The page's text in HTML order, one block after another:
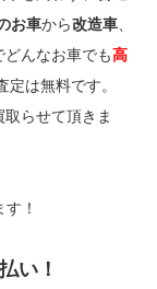
お車から改造車
どんなお車でも高
は無料です。
らせて頂きま
！
い！